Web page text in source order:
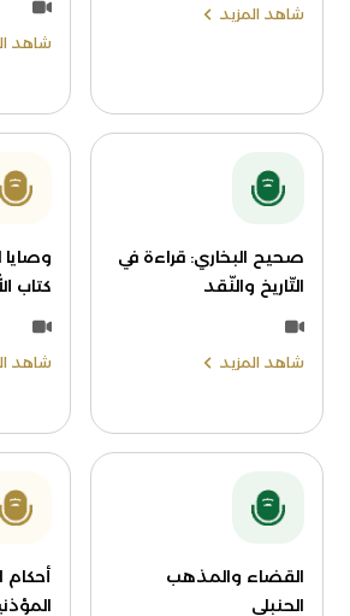
شاهد المزيد
شاهد
صحيح البخاري: قراءة في
التّاريخ والنّقد
شاهد المزيد
وصايا
كتاب
شاهد
القضاء والمذهب
الحنبلي
أحكام